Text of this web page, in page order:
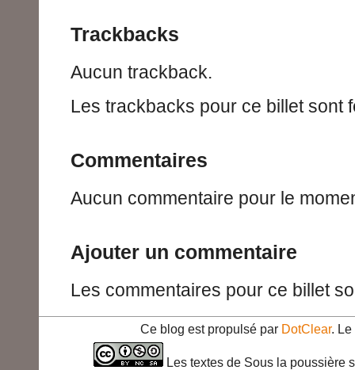
Trackbacks
Aucun trackback.
Les trackbacks pour ce billet sont
Commentaires
Aucun commentaire pour le
Ajouter un commentaire
Les commentaires pour ce billet
Ce blog est propulsé par DotClear. Le
Les textes de Sous la poussière